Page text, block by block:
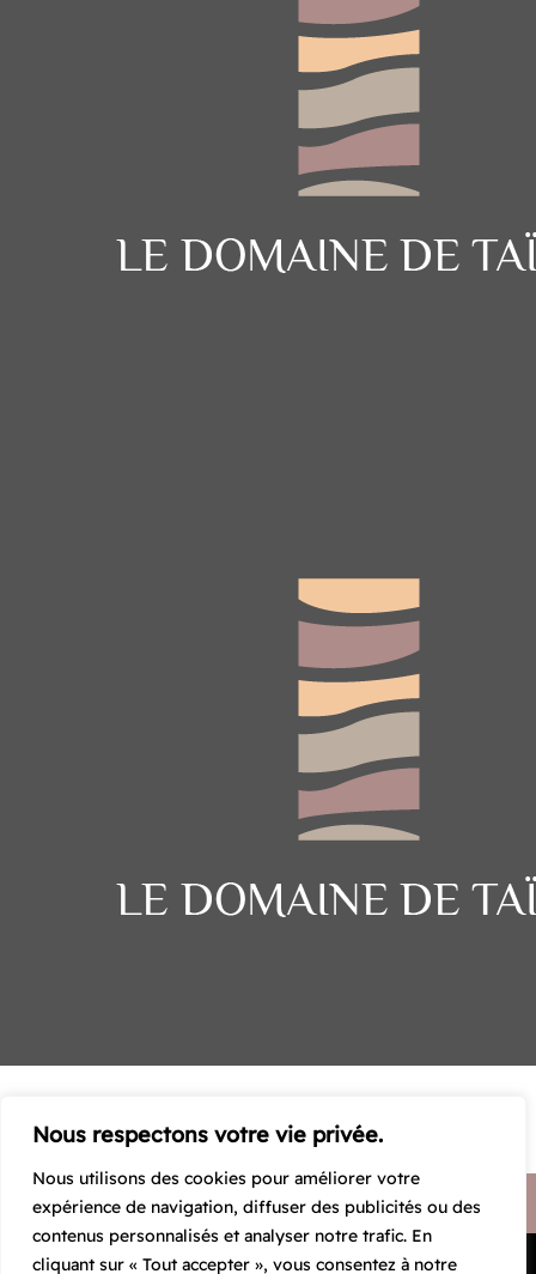
Nous respectons votre vie privée.
Nous utilisons des cookies pour améliorer votre
expérience de navigation, diffuser des publicités ou des
contenus personnalisés et analyser notre trafic. En
cliquant sur « Tout accepter », vous consentez à notre